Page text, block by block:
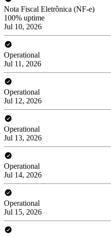
Nota Fiscal Eletrônica (NF-e)
100% uptime
Jul 10, 2026
Operational
Jul 11, 2026
Operational
Jul 12, 2026
Operational
Jul 13, 2026
Operational
Jul 14, 2026
Operational
Jul 15, 2026